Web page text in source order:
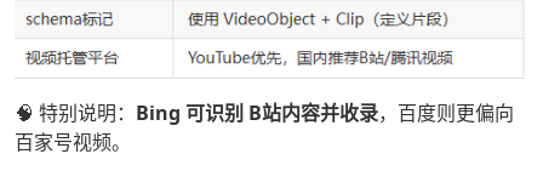
🧠 特别说明： Bing 可识别 B站内容并收录，百度则更偏向
百家号视频。